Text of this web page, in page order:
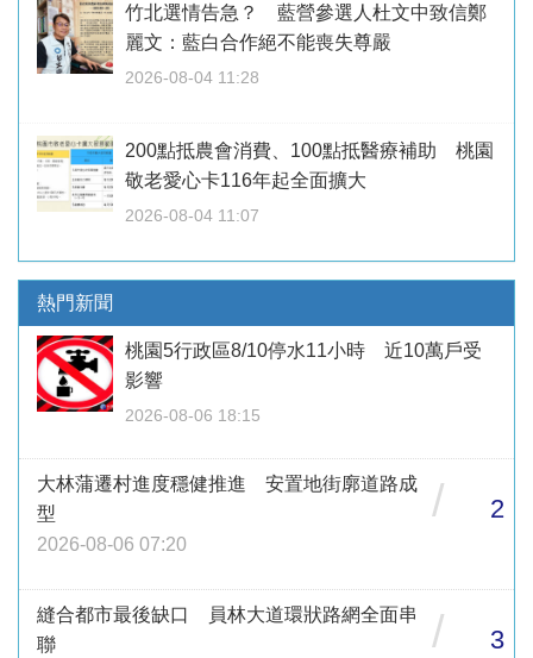
竹北選情告急？ 藍營參選人杜文中致信鄭
麗文：藍白合作絕不能喪失尊嚴
2026-08-04 11:28
200點抵農會消費、100點抵醫療補助 桃園
敬老愛心卡116年起全面擴大
2026-08-04 11:07
熱門新聞
桃園5行政區8/10停水11小時 近10萬戶受
影響
2026-08-06 18:15
大林蒲遷村進度穩健推進 安置地街廓道路成
型
2026-08-06 07:20
/ 2
縫合都市最後缺口 員林大道環狀路網全面串
聯
/ 3